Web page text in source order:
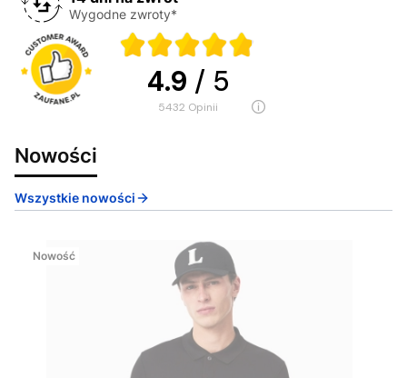
Wygodne zwroty*
4.9 / 5
5432 opinii
Nowości
Wszystkie nowości
Nowość